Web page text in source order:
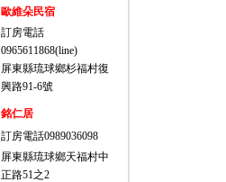
歐維朵民宿
訂房電話
0965611868(line)
屏東縣琉球鄉杉福村復
興路91-6號
銘仁居
訂房電話0989036098
屏東縣琉球鄉天福村中
正路51之2